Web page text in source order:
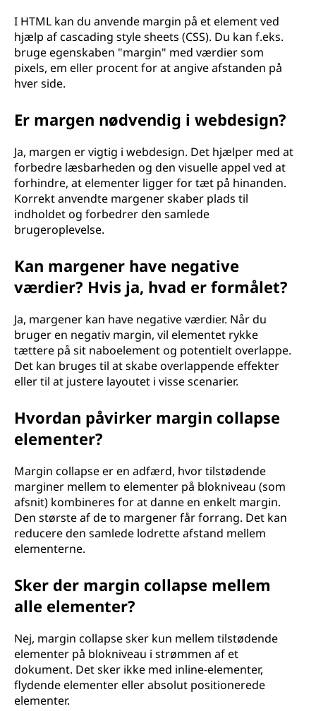
I HTML kan du anvende margin på et element ved
hjælp af cascading style sheets (CSS). Du kan f.eks.
bruge egenskaben "margin" med værdier som
pixels, em eller procent for at angive afstanden på
hver side.
Er margen nødvendig i webdesign?
Ja, margen er vigtig i webdesign. Det hjælper med at
forbedre læsbarheden og den visuelle appel ved at
forhindre, at elementer ligger for tæt på hinanden.
Korrekt anvendte margener skaber plads til
indholdet og forbedrer den samlede
brugeroplevelse.
Kan margener have negative
værdier? Hvis ja, hvad er formålet?
Ja, margener kan have negative værdier. Når du
bruger en negativ margin, vil elementet rykke
tættere på sit naboelement og potentielt overlappe.
Det kan bruges til at skabe overlappende effekter
eller til at justere layoutet i visse scenarier.
Hvordan påvirker margin collapse
elementer?
Margin collapse er en adfærd, hvor tilstødende
marginer mellem to elementer på blokniveau (som
afsnit) kombineres for at danne en enkelt margin.
Den største af de to margener får forrang. Det kan
reducere den samlede lodrette afstand mellem
elementerne.
Sker der margin collapse mellem
alle elementer?
Nej, margin collapse sker kun mellem tilstødende
elementer på blokniveau i strømmen af et
dokument. Det sker ikke med inline-elementer,
flydende elementer eller absolut positionerede
elementer.